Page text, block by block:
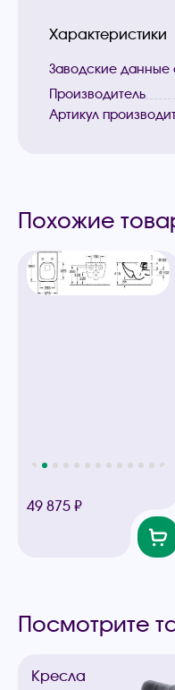
Характеристики
Заводские данные
Производитель
Артикул
Похожие
49 875 ₽
Посмотрите
Кресла